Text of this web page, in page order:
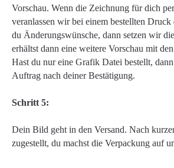
Vorschau. Wenn die Zeichnung für dich
veranlassen wir bei einem bestellten Druck
du Änderungswünsche, dann setzen wir
erhältst dann eine weitere Vorschau mit
Hast du nur eine Grafik Datei bestellt,
Auftrag nach deiner Bestätigung.
Schritt 5:
Dein Bild geht in den Versand. Nach
zugestellt, du machst die Verpackung auf